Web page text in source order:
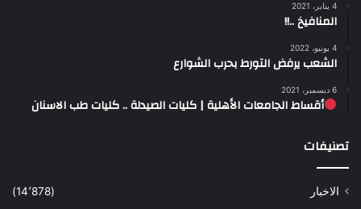
4 يناير، 2021
المنافيخ ..!!
4 يونيو، 2022
الشعب يرفض التورط بحرب الشوارع
6 ديسمبر، 2021
أقساط الجامعات الأهلية | كليات الصيدلة .. كليات طب الاسنان
تصنيفات
الاخبار
(14٬878)